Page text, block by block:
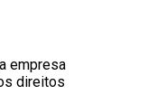
empresa
direitos